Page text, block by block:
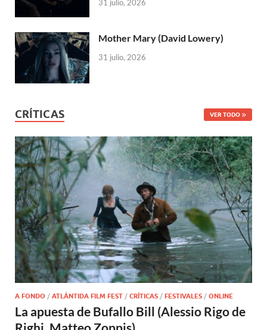
31 julio, 2026
Mother Mary (David Lowery)
31 julio, 2026
CRÍTICAS VER TODO
A FONDO / ATLÁNTIDA FILM FEST / CRÍTICAS / FESTIVALES / ONLINE
La apuesta de Bufallo Bill (Alessio Rigo de